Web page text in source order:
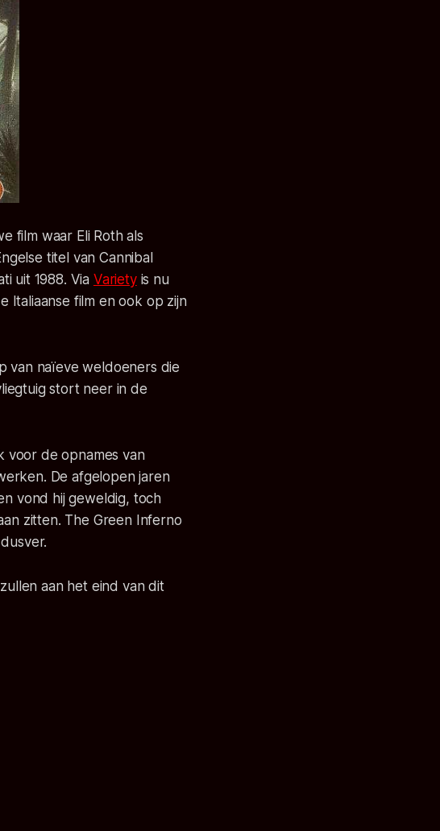
film waar Eli Roth als
titel van Cannibal
uit 1988. Via Varietyis nu
Italiaanse film en ook op zijn
van naïeve weldoeners die
stort neer in de
voor de opnames van
De afgelopen jaren
vond hij geweldig, toch
zitten. The Green Inferno
aan het eind van dit